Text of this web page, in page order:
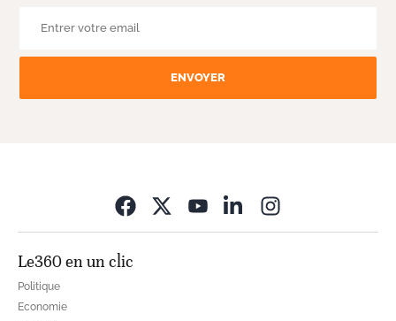
ENVOYER
Le360 en un clic
Politique
Economie